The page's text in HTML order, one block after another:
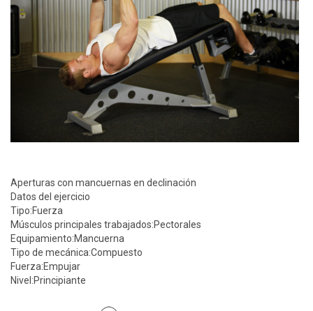
Aperturas con mancuernas en declinación
Datos del ejercicio
Tipo:Fuerza
Músculos principales trabajados:Pectorales
Equipamiento:Mancuerna
Tipo de mecánica:Compuesto
Fuerza:Empujar
Nivel:Principiante